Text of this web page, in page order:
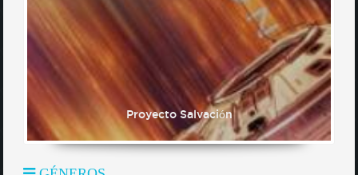
Proyecto Salvación